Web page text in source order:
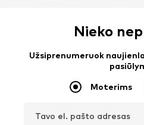
Nieko
Užsiprenumeruok
Moterims
Tavo el. pašto adresas